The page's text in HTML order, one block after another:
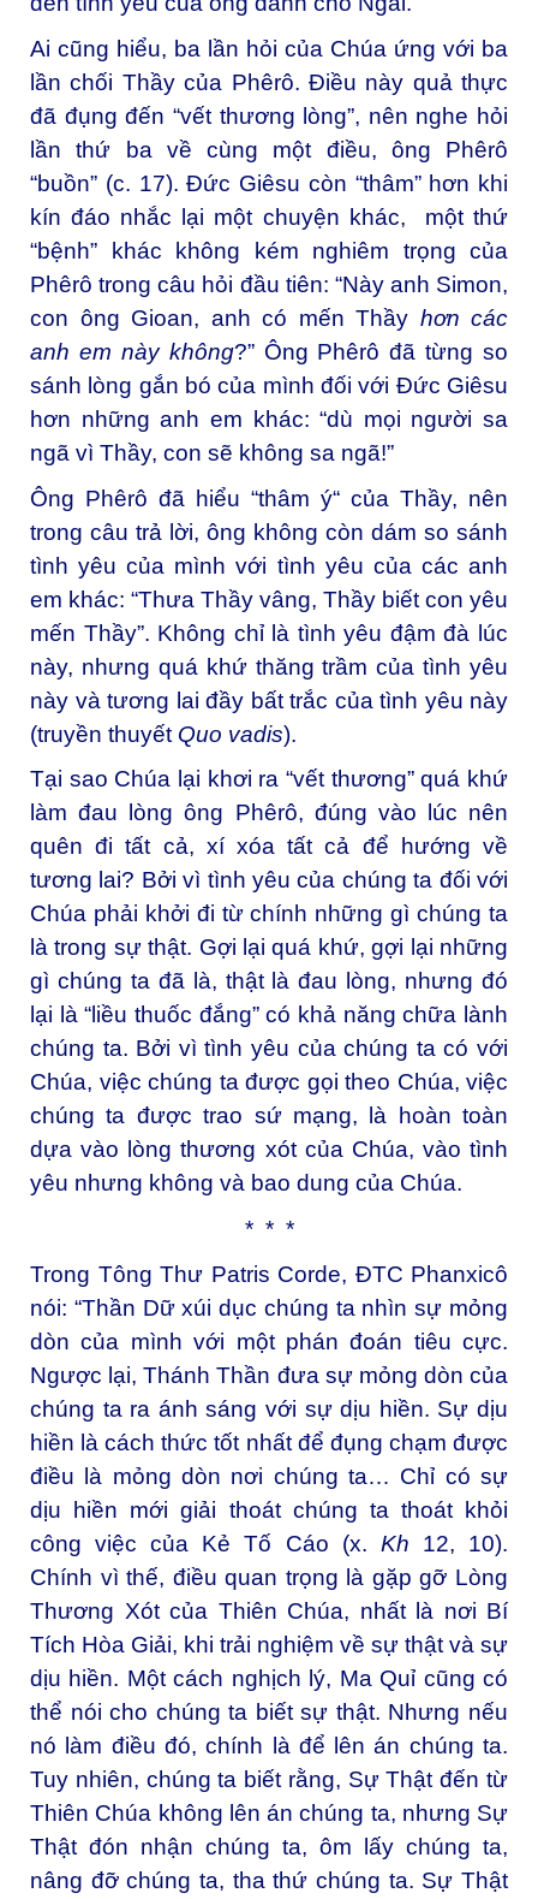
Ai cũng hiểu, ba lần hỏi của Chúa ứng với ba
lần chối Thầy của Phêrô. Điều này quả thực
đã đụng đến “vết thương lòng”, nên nghe hỏi
lần thứ ba về cùng một điều, ông Phêrô
“buồn” (c. 17). Đức Giêsu còn “thâm” hơn khi
kín đáo nhắc lại một chuyện khác, một thứ
“bệnh” khác không kém nghiêm trọng của
Phêrô trong câu hỏi đầu tiên: “Này anh Simon,
con ông Gioan, anh có mến Thầy hơn các
anh em này không?” Ông Phêrô đã từng so
sánh lòng gắn bó của mình đối với Đức Giêsu
hơn những anh em khác: “dù mọi người sa
ngã vì Thầy, con sẽ không sa ngã!”
Ông Phêrô đã hiểu “thâm ý“ của Thầy, nên
trong câu trả lời, ông không còn dám so sánh
tình yêu của mình với tình yêu của các anh
em khác: “Thưa Thầy vâng, Thầy biết con yêu
mến Thầy”. Không chỉ là tình yêu đậm đà lúc
này, nhưng quá khứ thăng trầm của tình yêu
này và tương lai đầy bất trắc của tình yêu này
(truyền thuyết Quo vadis).
Tại sao Chúa lại khơi ra “vết thương” quá khứ
làm đau lòng ông Phêrô, đúng vào lúc nên
quên đi tất cả, xí xóa tất cả để hướng về
tương lai? Bởi vì tình yêu của chúng ta đối với
Chúa phải khởi đi từ chính những gì chúng ta
là trong sự thật. Gợi lại quá khứ, gợi lại những
gì chúng ta đã là, thật là đau lòng, nhưng đó
lại là “liều thuốc đắng” có khả năng chữa lành
chúng ta. Bởi vì tình yêu của chúng ta có với
Chúa, việc chúng ta được gọi theo Chúa, việc
chúng ta được trao sứ mạng, là hoàn toàn
dựa vào lòng thương xót của Chúa, vào tình
yêu nhưng không và bao dung của Chúa.
* * *
Trong Tông Thư Patris Corde, ĐTC Phanxicô
nói: “Thần Dữ xúi dục chúng ta nhìn sự mỏng
dòn của mình với một phán đoán tiêu cực.
Ngược lại, Thánh Thần đưa sự mỏng dòn của
chúng ta ra ánh sáng với sự dịu hiền. Sự dịu
hiền là cách thức tốt nhất để đụng chạm được
điều là mỏng dòn nơi chúng ta… Chỉ có sự
dịu hiền mới giải thoát chúng ta thoát khỏi
công việc của Kẻ Tố Cáo (x. Kh 12, 10).
Chính vì thế, điều quan trọng là gặp gỡ Lòng
Thương Xót của Thiên Chúa, nhất là nơi Bí
Tích Hòa Giải, khi trải nghiệm về sự thật và sự
dịu hiền. Một cách nghịch lý, Ma Quỉ cũng có
thể nói cho chúng ta biết sự thật. Nhưng nếu
nó làm điều đó, chính là để lên án chúng ta.
Tuy nhiên, chúng ta biết rằng, Sự Thật đến từ
Thiên Chúa không lên án chúng ta, nhưng Sự
Thật đón nhận chúng ta, ôm lấy chúng ta,
nâng đỡ chúng ta, tha thứ chúng ta. Sự Thật